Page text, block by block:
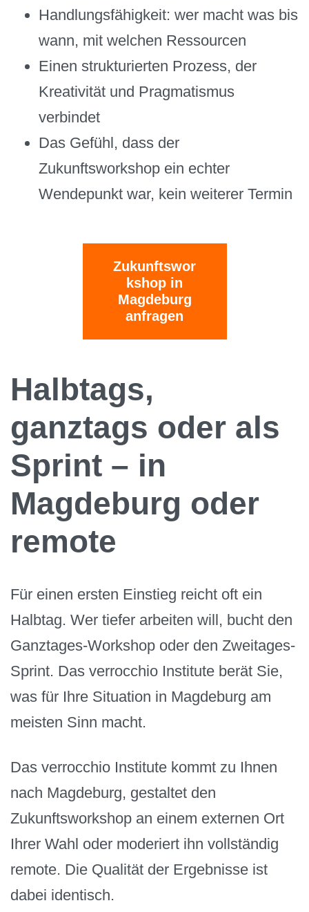
Handlungsfähigkeit: wer macht was bis
wann, mit welchen Ressourcen
Einen strukturierten Prozess, der
Kreativität und Pragmatismus
verbindet
Das Gefühl, dass der
Zukunftsworkshop ein echter
Wendepunkt war, kein weiterer Termin
Zukunftswor
kshop in
Magdeburg
anfragen
Halbtags,
ganztags oder als
Sprint – in
Magdeburg oder
remote
Für einen ersten Einstieg reicht oft ein
Halbtag. Wer tiefer arbeiten will, bucht den
Ganztages-Workshop oder den Zweitages-
Sprint. Das verrocchio Institute berät Sie,
was für Ihre Situation in Magdeburg am
meisten Sinn macht.
Das verrocchio Institute kommt zu Ihnen
nach Magdeburg, gestaltet den
Zukunftsworkshop an einem externen Ort
Ihrer Wahl oder moderiert ihn vollständig
remote. Die Qualität der Ergebnisse ist
dabei identisch.